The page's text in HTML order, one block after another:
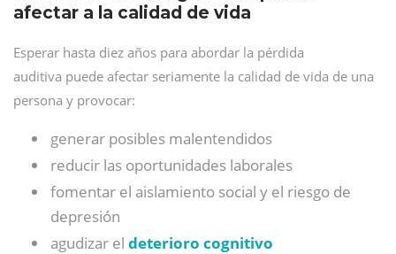
afectar a la calidad de vida
Esperar hasta diez años para abordar la pérdida
auditiva puede afectar seriamente la calidad de vida de una
persona y provocar:
generar posibles malentendidos
reducir las oportunidades laborales
fomentar el aislamiento social y el riesgo de
depresión
agudizar el deterioro cognitivo